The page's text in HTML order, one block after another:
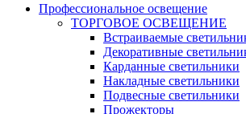
Профессиональное освещение
ТОРГОВОЕ ОСВЕЩЕНИЕ
Встраиваемые
Декоративные
Карданные светильники
Накладные светильники
Подвесные светильники
Прожекторы